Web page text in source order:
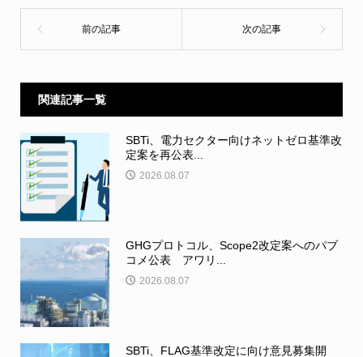
関連記事一覧
SBTi、電力セクター向けネットゼロ基準改
定案を再公表...
2026.08.07
GHGプロトコル、Scope2改定案へのパブ
コメ公表 アワリ...
2026.08.07
SBTi、FLAG基準改定に向け意見募集開